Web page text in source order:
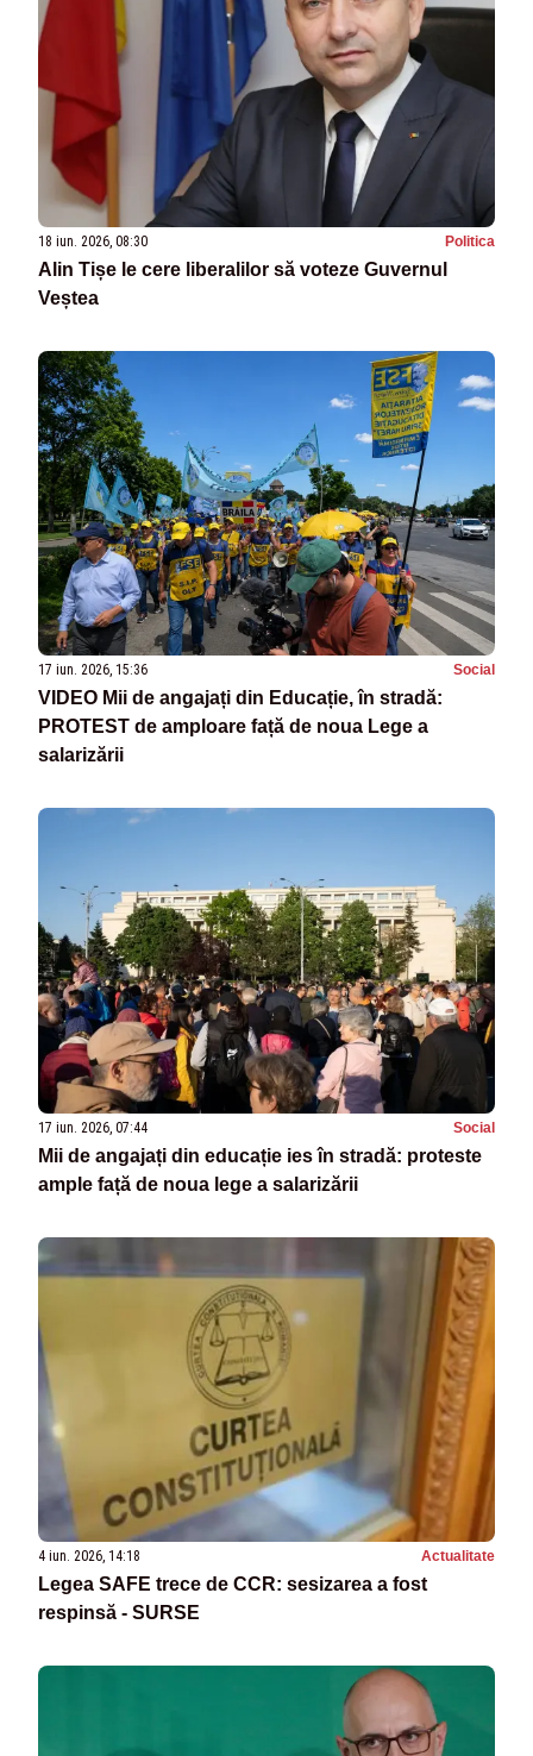
18 iun. 2026, 08:30 Politica
Alin Tișe le cere liberalilor să voteze Guvernul
Veștea
17 iun. 2026, 15:36 Social
VIDEO Mii de angajați din Educație, în stradă:
PROTEST de amploare față de noua Lege a
salarizării
17 iun. 2026, 07:44 Social
Mii de angajați din educație ies în stradă: proteste
ample față de noua lege a salarizării
4 iun. 2026, 14:18 Actualitate
Legea SAFE trece de CCR: sesizarea a fost
respinsă - SURSE